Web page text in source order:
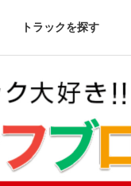
トラックを探す